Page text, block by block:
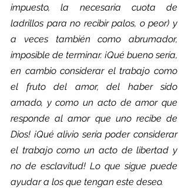
impuesto, la necesaria cuota de
ladrillos para no recibir palos, o peor) y
a veces también como abrumador,
imposible de terminar. ¡Qué bueno sería,
en cambio considerar el trabajo como
el fruto del amor, del haber sido
amado, y como un acto de amor que
responde al amor que uno recibe de
Dios! ¡Qué alivio sería poder considerar
el trabajo como un acto de libertad y
no de esclavitud! Lo que sigue puede
ayudar a los que tengan este deseo.